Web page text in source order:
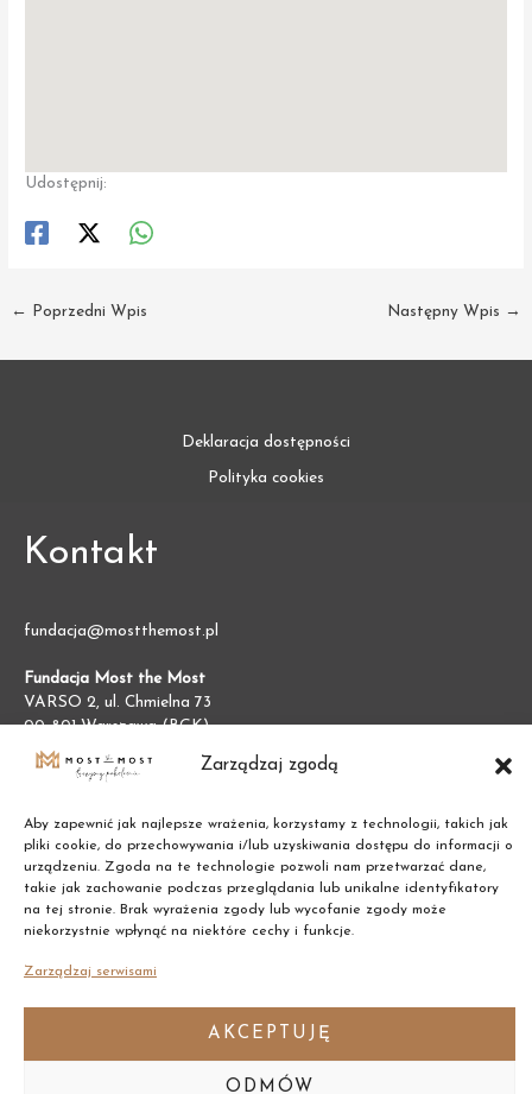
Zarządzaj zgodą
Aby zapewnić jak najlepsze wrażenia, korzystamy z technologii, takich jak
pliki cookie, do przechowywania i/lub uzyskiwania dostępu do informacji o
urządzeniu. Zgoda na te technologie pozwoli nam przetwarzać dane,
takie jak zachowanie podczas przeglądania lub unikalne identyfikatory
na tej stronie. Brak wyrażenia zgody lub wycofanie zgody może
niekorzystnie wpłynąć na niektóre cechy i funkcje.
Zarządzaj serwisami
AKCEPTUJĘ
ODMÓW
Udostępnij:
← Poprzedni Wpis Następny Wpis →
Deklaracja dostępności
Polityka cookies
Kontakt
fundacja@mostthemost.pl
Fundacja Most the Most
VARSO 2, ul. Chmielna 73
00-801 Warszawa (BGK)
NIP:7011002609
REGON:387474695